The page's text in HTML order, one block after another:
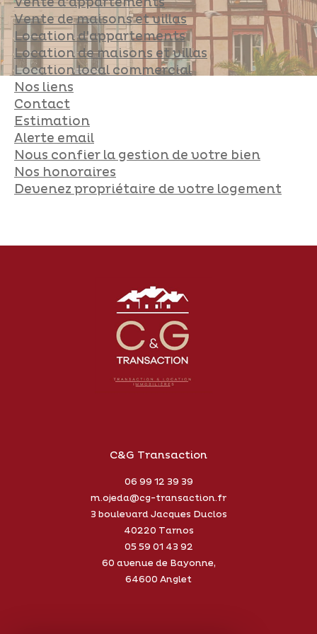
vente de maisons et villas
location d'appartements
location de maisons et villas
location local commercial
nos liens
contact
estimation
alerte email
nous confier la gestion de votre bien
nos honoraires
devenez propriétaire de votre logement
C&G Transaction
06 99 12 39 39
m.ojeda@cg-transaction.fr
3 boulevard Jacques Duclos
40220
Tarnos
05 59 01 43 92
60 avenue de Bayonne,
64600 Anglet
Pièces
0 1 2 3 4 5
Ville
Surface
FILTRER PAR